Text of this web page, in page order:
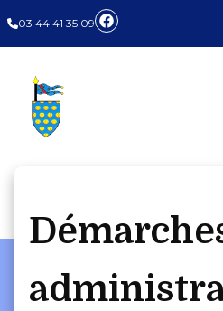
03 44 41 35 09
Panneau de gestion des cookies